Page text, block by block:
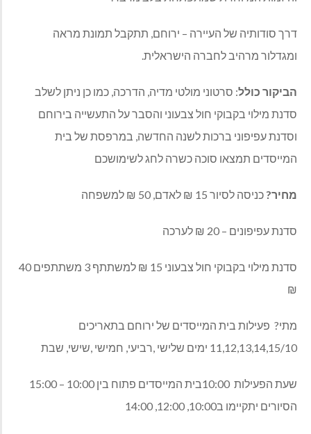
דרך סודותיה של העיירה – ירוחם, תתקבל תמונת מראה
ומגדלור מרהיב לחברה הישראלית.
הביקור כולל: סרטוני מולטי מדיה, הדרכה, כמו כן ניתן לשלב
סדנת מילוי בקבוקי חול צבעוני והסבר על התעשייה בירוחם
וסדנת עפיפוני ברכות לשנה החדשה, במרפסת של בית
המייסדים תמצאו סוכה כשרה לחג לשימושכם
מחיר?כניסה לסיור 15 ₪ לאדם, 50 ₪ למשפחה
סדנת עפיפונים – 20 ₪ לערכה
סדנת מילוי בקבוקי חול צבעוני 15 ₪ למשתתף 3 משתתפים 40
₪
מתי? פעילות בית המייסדים של ירוחם בתאריכים
11,12,13,14,15/10 ימים שלישי ,רביעי, חמישי ,שישי, שבת
שעת הפעילות 10:00בית המייסדים פתוח בין 10:00 – 15:00
הסיורים יתקיימו ב10:00, 12:00, 14:00